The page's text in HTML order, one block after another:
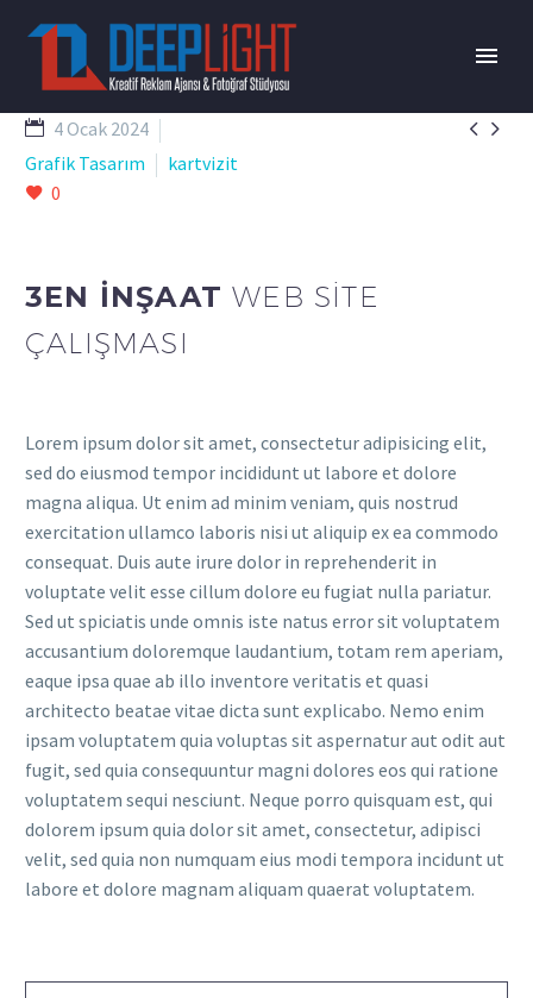
 
4 Ocak 2024
Grafik Tasarım
kartvizit
0
3EN İNŞAATWEB SITE
ÇALIŞMASI
Lorem ipsum dolor sit amet, consectetur adipisicing elit,
sed do eiusmod tempor incididunt ut labore et dolore
magna aliqua. Ut enim ad minim veniam, quis nostrud
exercitation ullamco laboris nisi ut aliquip ex ea commodo
consequat. Duis aute irure dolor in reprehenderit in
voluptate velit esse cillum dolore eu fugiat nulla pariatur.
Sed ut spiciatis unde omnis iste natus error sit voluptatem
accusantium doloremque laudantium, totam rem aperiam,
eaque ipsa quae ab illo inventore veritatis et quasi
architecto beatae vitae dicta sunt explicabo. Nemo enim
ipsam voluptatem quia voluptas sit aspernatur aut odit aut
fugit, sed quia consequuntur magni dolores eos qui ratione
voluptatem sequi nesciunt. Neque porro quisquam est, qui
dolorem ipsum quia dolor sit amet, consectetur, adipisci
velit, sed quia non numquam eius modi tempora incidunt ut
labore et dolore magnam aliquam quaerat voluptatem.